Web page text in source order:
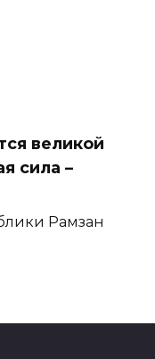
великой
сила –
Рамзан